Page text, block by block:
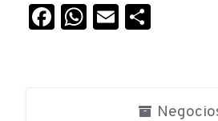
Facebook
WhatsApp
Email